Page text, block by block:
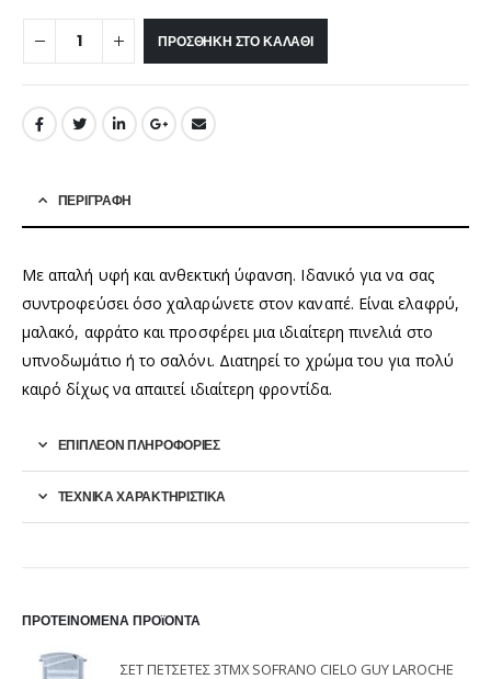
ΠΡΟΣΘΉΚΗ ΣΤΟ ΚΑΛΆΘΙ
ΠΕΡΙΓΡΑΦΉ
Με απαλή υφή και ανθεκτική ύφανση. Ιδανικό για να σας
συντροφεύσει όσο χαλαρώνετε στον καναπέ. Είναι ελαφρύ,
μαλακό, αφράτο και προσφέρει μια ιδιαίτερη πινελιά στο
υπνοδωμάτιο ή το σαλόνι. Διατηρεί το χρώμα του για πολύ
καιρό δίχως να απαιτεί ιδιαίτερη φροντίδα.
ΕΠΙΠΛΈΟΝ ΠΛΗΡΟΦΟΡΊΕΣ
ΤΕΧΝΙΚΑ ΧΑΡΑΚΤΗΡΙΣΤΙΚΑ
ΠΡΟΤΕΙΝΟΜΕΝΑ ΠΡΟϊΟΝΤΑ
ΣΕΤ ΠΕΤΣΕΤΕΣ 3ΤΜΧ SOFRANO CIELO GUY LAROCHE